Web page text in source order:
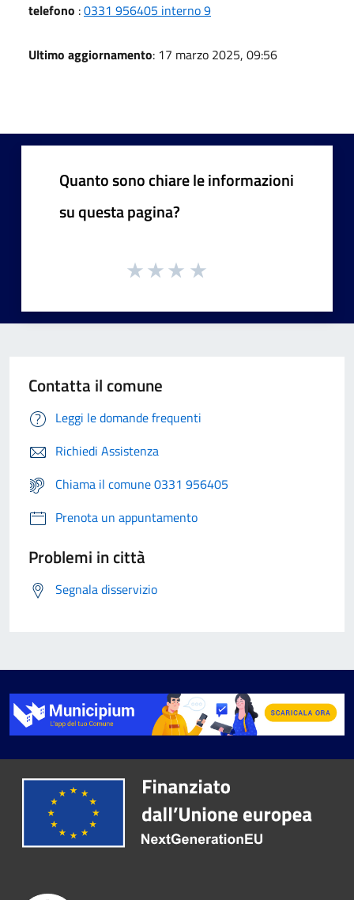
telefono :0331 956405 interno 9
Ultimo aggiornamento: 17 marzo 2025, 09:56
Quanto sono chiare le informazioni
su questa pagina?
Contatta il comune
Leggi le domande frequenti
Richiedi Assistenza
Chiama il comune 0331 956405
Prenota un appuntamento
Problemi in città
Segnala disservizio